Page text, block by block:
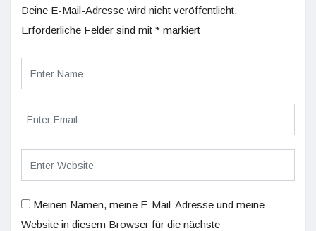
Deine E-Mail-Adresse wird nicht veröffentlicht.
Erforderliche Felder sind mit * markiert
Meinen Namen, meine E-Mail-Adresse und meine
Website in diesem Browser für die nächste